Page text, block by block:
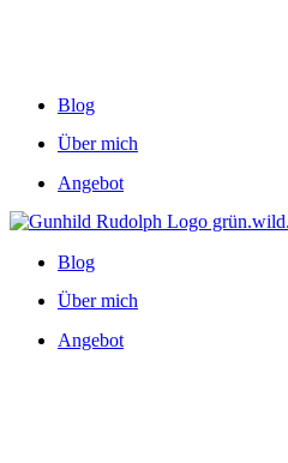
Blog
Über mich
Angebot
Blog
Über mich
Angebot